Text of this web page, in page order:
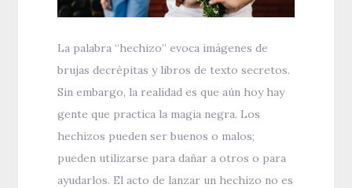
La palabra “hechizo” evoca imágenes de
brujas decrépitas y libros de texto secretos.
Sin embargo, la realidad es que aún hoy hay
gente que practica la magia negra. Los
hechizos pueden ser buenos o malos;
pueden utilizarse para dañar a otros o para
ayudarlos. El acto de lanzar un hechizo no es